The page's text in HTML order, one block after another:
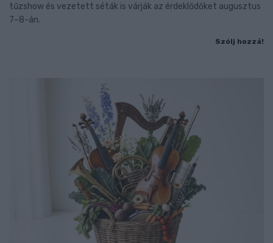
tűzshow és vezetett séták is várják az érdeklődőket augusztus
7–8-án.
Szólj hozzá!